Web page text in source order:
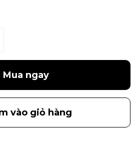
Mua ngay
vào giỏ hàng